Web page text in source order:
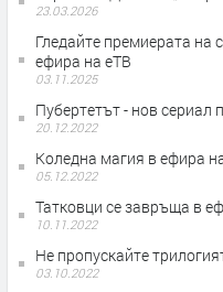
23.03.2026
Гледайте премиерата на
ефира на еТВ
03.11.2025
Пубертетът - нов сериал
20.12.2022
Коледна магия в ефира
05.12.2022
Татковци се завръща в
10.11.2022
Не пропускайте
03.10.2022